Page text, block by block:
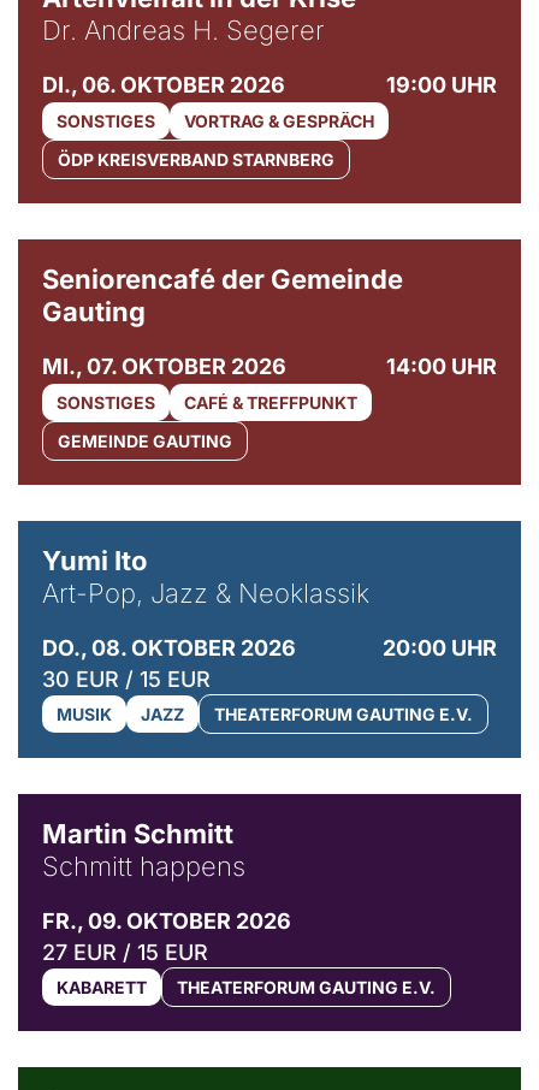
Dr. Andreas H. Segerer
DI., 06. OKTOBER 2026 19:00 UHR
SONSTIGES
VORTRAG & GESPRÄCH
ÖDP KREISVERBAND STARNBERG
Seniorencafé der Gemeinde
Gauting
MI., 07. OKTOBER 2026 14:00 UHR
SONSTIGES
CAFÉ & TREFFPUNKT
GEMEINDE GAUTING
Yumi Ito
Art-Pop, Jazz & Neoklassik
DO., 08. OKTOBER 2026
20:00 UHR
30 EUR / 15 EUR
MUSIK JAZZ THEATERFORUM GAUTING E.V.
Martin Schmitt
Schmitt happens
FR., 09. OKTOBER 2026
27 EUR / 15 EUR
KABARETT THEATERFORUM GAUTING E.V.